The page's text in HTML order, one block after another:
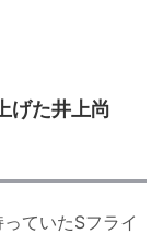
げた井上尚
ていたSフライ